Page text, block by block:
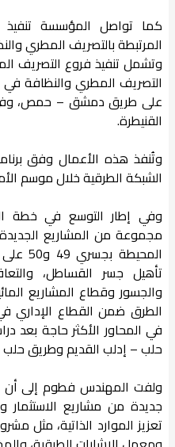
​كما تواصل المؤسسة
المرتبطة بالتصريف المطري
وتشمل تنفيذ فروع التصريف
التصريف المطري والنظافة
على طريق دمشق – حمص، وفي
القنيطرة.
وتُنفذ هذه الأعمال وفق
الشبكة الطرقية خلال موسم
​وفي إطار التوسع في خطة
تأهيل جسر القساطل،
والجسور وقطاع المشاريع
الطرق ضمن القطاع الإداري
في المحاور الأكثر حاجة بعد
حلب – إدلب القديم وطريق
​ولفت المهندس فطوم إلى
تعزيز الموارد الذاتية، مثل